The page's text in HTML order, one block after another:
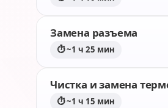
Замена разъема
⏱ ~1 ч 25 мин
Чистка и замена
⏱ ~1 ч 15 мин